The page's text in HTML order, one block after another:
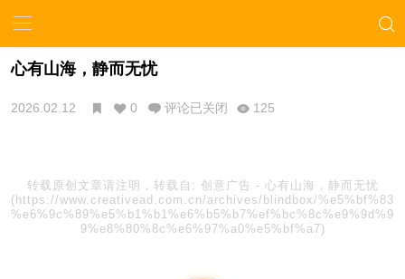
心有山海，静而无忧
2026.02.12 0 评论已关闭 125
转载原创文章请注明，转载自: 创意广告 - 心有山海，静而无忧
(https://www.creativead.com.cn/archives/blindbox/%e5%bf%83
%e6%9c%89%e5%b1%b1%e6%b5%b7%ef%bc%8c%e9%9d%9
9%e8%80%8c%e6%97%a0%e5%bf%a7)